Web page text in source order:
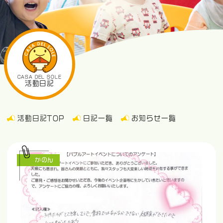
CASA DEL SOLE
活動日記
活動日記TOP 日記一覧 お知らせ一覧
かのん